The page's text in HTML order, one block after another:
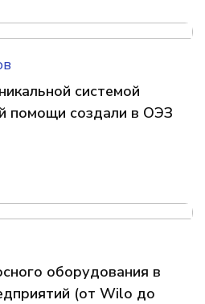
системой
помощи создали в ОЭЗ
оборудования в
(от Wilo до